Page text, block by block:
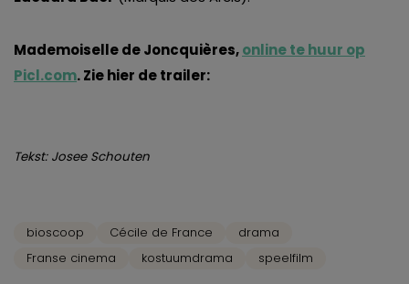
Mademoiselle de Joncquières,online te huur op
Picl.com. Zie hier de trailer:
Tekst: Josee Schouten
bioscoop Cécile de France
drama
Franse cinema
kostuumdrama speelfilm